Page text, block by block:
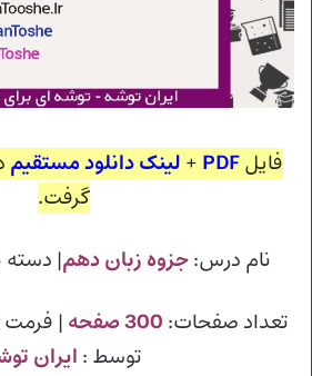
فایلPDF
+ لینک دانلود مستقیم
گرفت.
نام درس:جزوه زبان دهم| دسته
تعداد صفحات: 300 صفحه | فرمت
توسط : ایران